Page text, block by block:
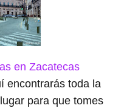
en Zacatecas
encontrarás toda la
para que tomes